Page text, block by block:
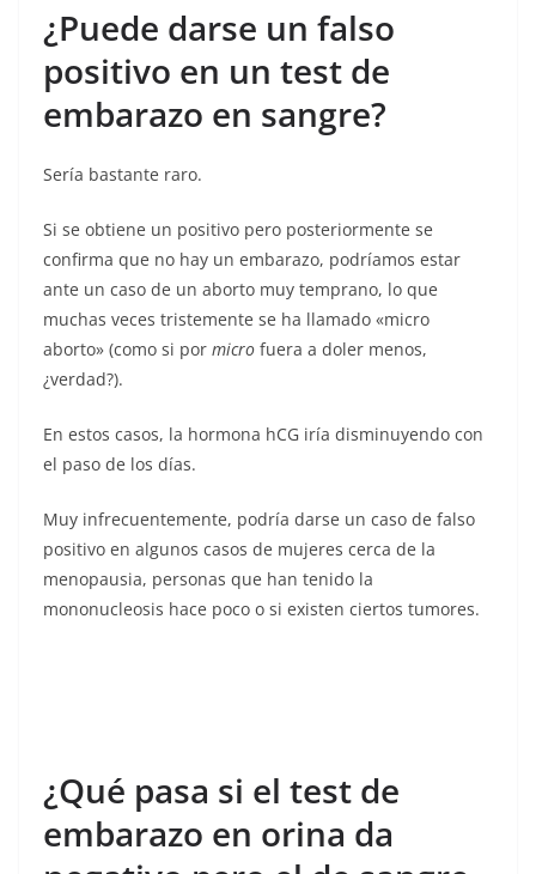
¿Puede darse un falso
positivo en un test de
embarazo en sangre?
Sería bastante raro.
Si se obtiene un positivo pero posteriormente se
confirma que no hay un embarazo, podríamos estar
ante un caso de un aborto muy temprano, lo que
muchas veces tristemente se ha llamado «micro
aborto» (como si por micro fuera a doler menos,
¿verdad?).
En estos casos, la hormona hCG iría disminuyendo con
el paso de los días.
Muy infrecuentemente, podría darse un caso de falso
positivo en algunos casos de mujeres cerca de la
menopausia, personas que han tenido la
mononucleosis hace poco o si existen ciertos tumores.
¿Qué pasa si el test de
embarazo en orina da